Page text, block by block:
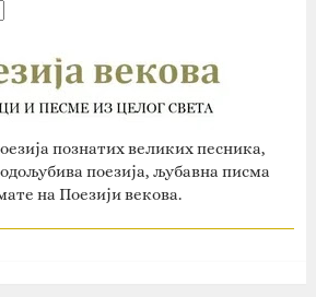
познатих великих песника,
поезија, љубавна писма
на Поезији векова.